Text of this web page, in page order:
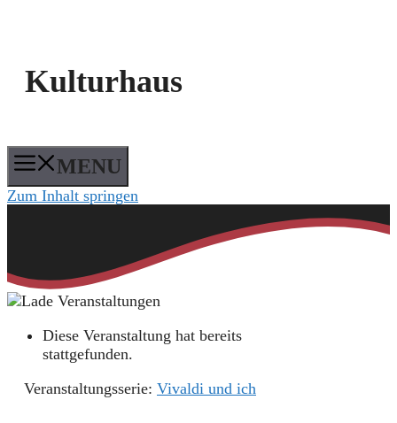
Kulturhaus
MENU
Zum Inhalt springen
Diese Veranstaltung hat bereits
stattgefunden.
Veranstaltungsserie: Vivaldi und ich